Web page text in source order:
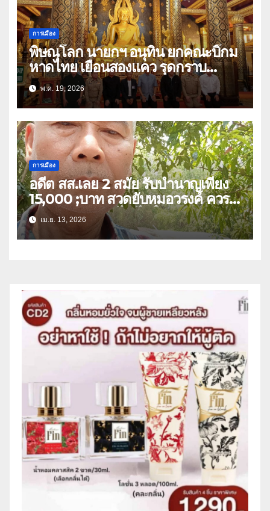
การเมือง
พิษณุโลก นายกฯ อนุทิน ยกคณะบิ๊กม
หาดไทย เยือนสองแคว รุดกราบ
พระพุทธชินราช ก่อนมีภารกิจร่วมฟัง
พระสวดอธิธรรม บิดา สส.พรรคภูมิใจ
ไทย เขต 3
พ.ค. 19, 2026
การเมือง
อดีต สส.เลย 2 สมัย รับบำนาญเพียง
15,000 ;บาท สวดยับหมอวรงค์ ควร
หาวิธีปรับลดแก้ไข ไม่ใช่ยกเลิก
เม.ย. 13, 2026